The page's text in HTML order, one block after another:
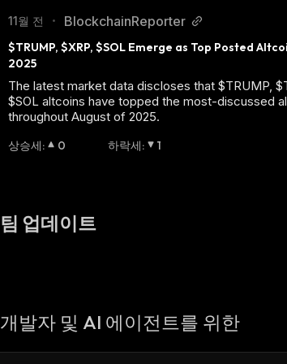
11월 전 • BlockchainReporter
$TRUMP, $XRP, $SOL Emerge as Top Posted
2025
The latest market data discloses that $TRUMP,
$SOL altcoins have topped the most-discussed
throughout August of 2025.
상승세: 0 하락세: 1
팀 업데이트
개발자 및 AI 에이전트를 위한